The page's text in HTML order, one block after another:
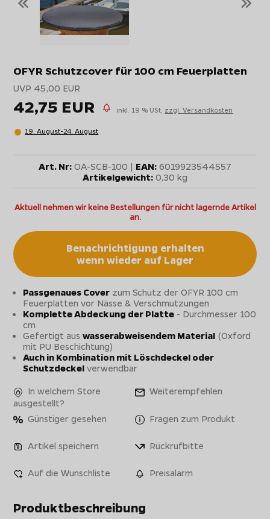
OFYR Schutzcover für 100 cm Feuerplatten
UVP 45,00 EUR
42,75 EUR inkl. 19 % USt, zzgl. Versandkosten
19. August-24. August
Art. Nr: OA-SCB-100 | EAN: 6019923544557
Artikelgewicht: 0,30 kg
Aktuell nehmen wir keine Bestellungen für nicht lagernde Artikel
an.
Benachrichtigung erhalten
wenn wieder auf Lager
Passgenaues Cover zum Schutz der OFYR 100 cm
Feuerplatten vor Nässe & Verschmutzungen
Komplette Abdeckung der Platte - Durchmesser 100
cm
Gefertigt auswasserabweisendem Material (Oxford
mit PU Beschichtung)
Auch in Kombination mit Löschdeckel oder
Schutzdeckel verwendbar
In welchem Store
ausgestellt?
Weiterempfehlen
Günstiger gesehen Fragen zum Produkt
Artikel speichern Rückrufbitte
Auf die Wunschliste Preisalarm
Produktbeschreibung